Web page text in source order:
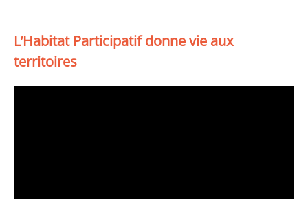
L’Habitat Participatif donne vie aux
territoires